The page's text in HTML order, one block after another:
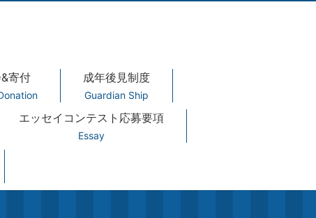
寄付 成年後見制度
Guardian Ship
エッセイコンテスト応募要項
Essay